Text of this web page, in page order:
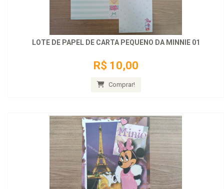
LOTE DE PAPEL DE CARTA PEQUENO DA MINNIE 01
R$ 10,00
Comprar!